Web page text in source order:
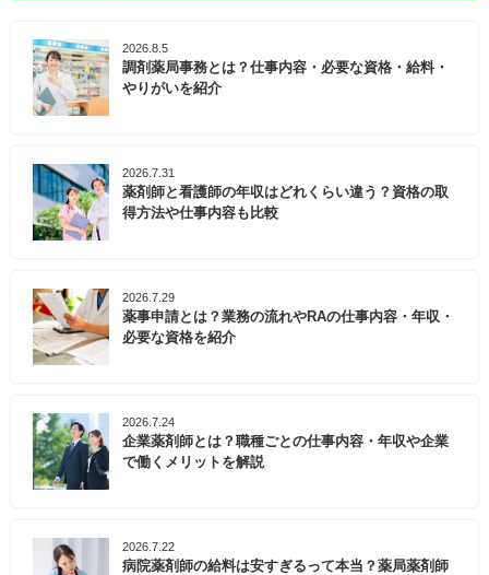
2026.8.5
調剤薬局事務とは？仕事内容・必要な資格・給料・
やりがいを紹介
2026.7.31
薬剤師と看護師の年収はどれくらい違う？資格の取
得方法や仕事内容も比較
2026.7.29
薬事申請とは？業務の流れやRAの仕事内容・年収・
必要な資格を紹介
2026.7.24
企業薬剤師とは？職種ごとの仕事内容・年収や企業
で働くメリットを解説
2026.7.22
病院薬剤師の給料は安すぎるって本当？薬局薬剤師